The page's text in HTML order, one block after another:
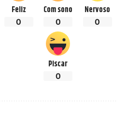
Feliz
0
Com sono
0
Nervoso
0
Piscar
0